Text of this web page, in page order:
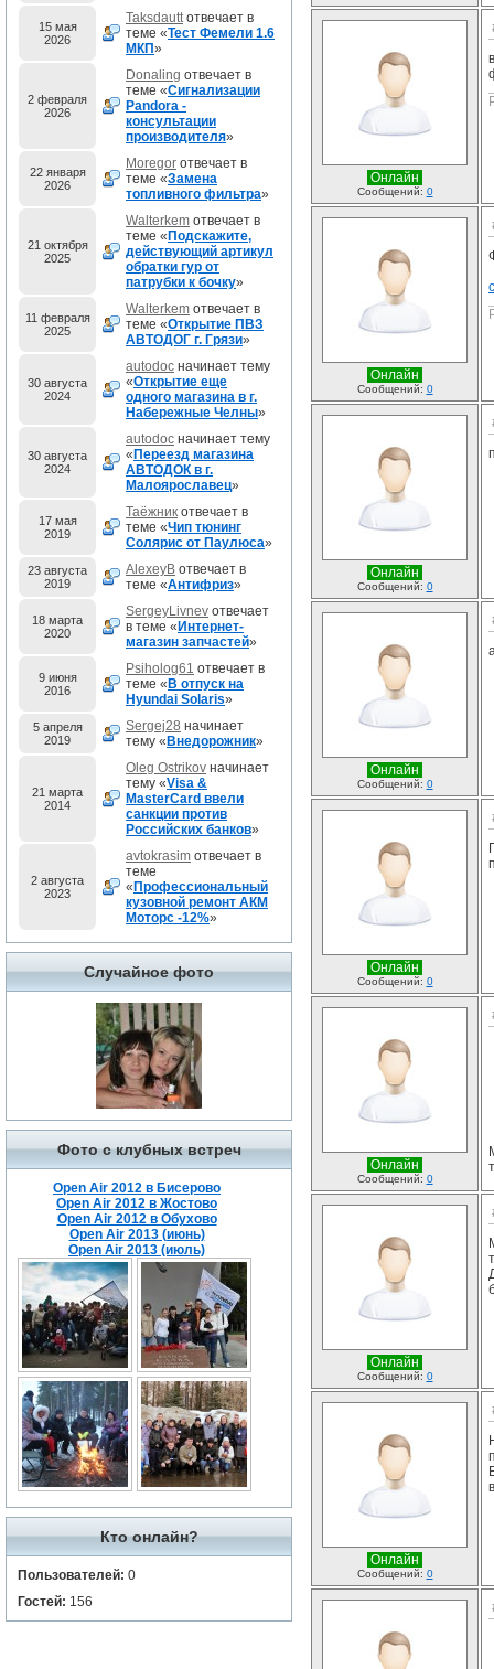
15 мая
2026
Taksdauttотвечает в
теме «Тест Фемели 1.6
МКП»
2 февраля
2026
Donaling отвечает в
теме «Сигнализации
Pandora -
консультации
производителя»
22 января
2026
Moregor отвечает в
теме «Замена
топливного фильтра»
21 октября
2025
Walterkem отвечает в
теме « Подскажите,
действующий артикул
обратки гур от
патрубки к бочку»
11 февраля
2025
Walterkem отвечает в
теме «Открытие ПВЗ
АВТОДОГ г. Грязи»
30 августа
2024
autodoc начинает тему
«Открытие еще
одного магазина в г.
Набережные Челны»
30 августа
2024
autodoc начинает тему
« Переезд магазина
АВТОДОК в г.
Малоярославец»
17 мая
2019
Таёжник отвечает в
теме «Чип тюнинг
Солярис от Паулюса»
23 августа
2019
AlexeyB отвечает в
теме «Антифриз»
18 марта
2020
SergeyLivnev отвечает
в теме « Интернет-
магазин запчастей»
9 июня
2016
Psiholog61 отвечает в
теме « В отпуск на
Hyundai Solaris»
5 апреля
2019
Sergej28 начинает
тему « Внедорожник»
21 марта
2014
Oleg Ostrikov начинает
тему «Visa &
MasterCard ввели
санкции против
Российских банков»
2 августа
2023
avtokrasim отвечает в
теме
« Профессиональный
кузовной ремонт АКМ
Моторс -12%»
Случайное фото
Фото с клубных встреч
Open Air 2012 в Бисерово
Open Air 2012 в Жостово
Open Air 2012 в Обухово
Open Air 2013 (июнь)
Open Air 2013 (июль)
Кто онлайн?
Пользователей: 0
Гостей: 156
Онлайн
Сообщений: 0
Онлайн
Сообщений: 0
Онлайн
Сообщений: 0
Онлайн
Сообщений: 0
Онлайн
Сообщений: 0
Онлайн
Сообщений: 0
Онлайн
Сообщений: 0
Онлайн
Сообщений: 0